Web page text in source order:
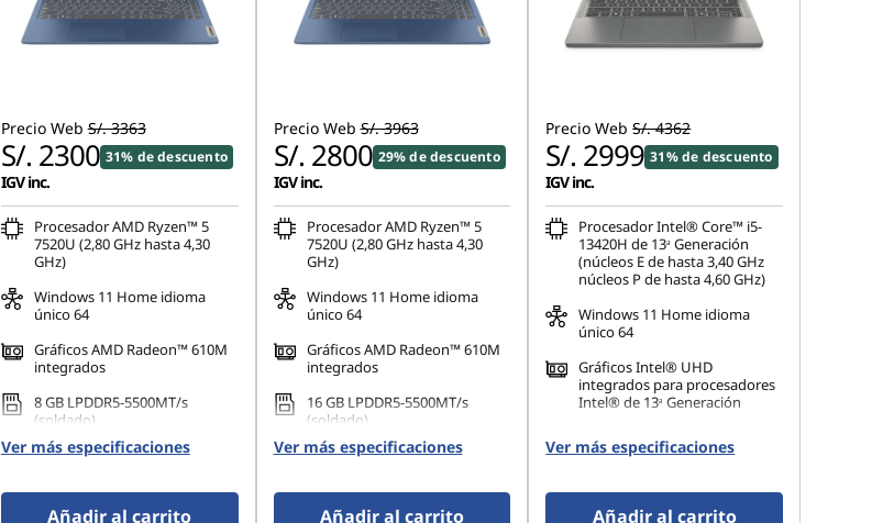
Precio Web S/. 3363
S/. 2300 31% de descuento
IGV inc.
Procesador AMD Ryzen™ 5
7520U (2,80 GHz hasta 4,30
GHz)
Windows 11 Home idioma
único 64
Gráficos AMD Radeon™ 610M
integrados
8 GB LPDDR5-5500MT/s
(soldado)
512 GB SSD M.2 2242 PCIe TLC
Ver más especificaciones
Añadir al carrito
Precio Web S/. 3963
S/. 2800 29% de descuento
IGV inc.
Procesador AMD Ryzen™ 5
7520U (2,80 GHz hasta 4,30
GHz)
Windows 11 Home idioma
único 64
Gráficos AMD Radeon™ 610M
integrados
16 GB LPDDR5-5500MT/s
(soldado)
512 GB SSD M.2 2242 PCIe TLC
Ver más especificaciones
Añadir al carrito
Precio Web S/. 4362
S/. 2999 31% de descuento
IGV inc.
Procesador Intel® Core™ i5-
13420H de 13ᵃ Generación
(núcleos E de hasta 3,40 GHz
núcleos P de hasta 4,60 GHz)
Windows 11 Home idioma
único 64
Gráficos Intel® UHD
integrados para procesadores
Intel® de 13ᵃ Generación
16 GB DDR5-4800MT/s
(SODIMM)
512 GB SSD M.2 2242 PCIe
Gen4 QLC
Ver más especificaciones
Añadir al carrito